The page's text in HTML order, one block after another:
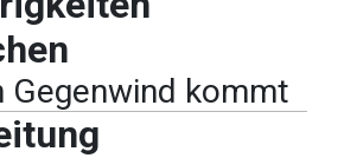
Gegenwind kommt